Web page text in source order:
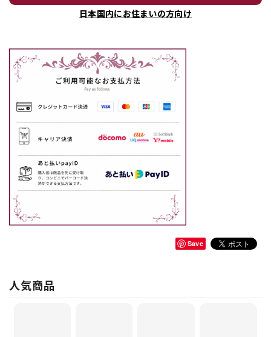
日本国内にお住まいの方向け
Save
人気商品